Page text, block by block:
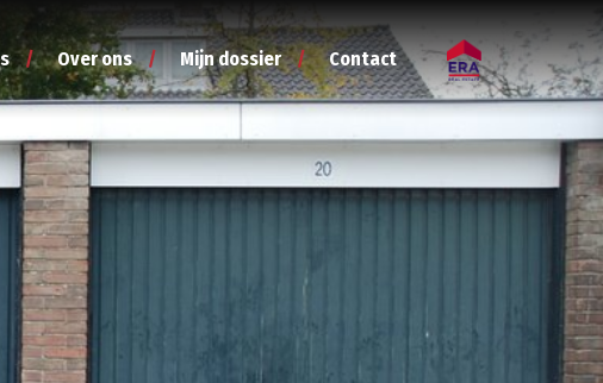
Over ons Mijn dossier Contact